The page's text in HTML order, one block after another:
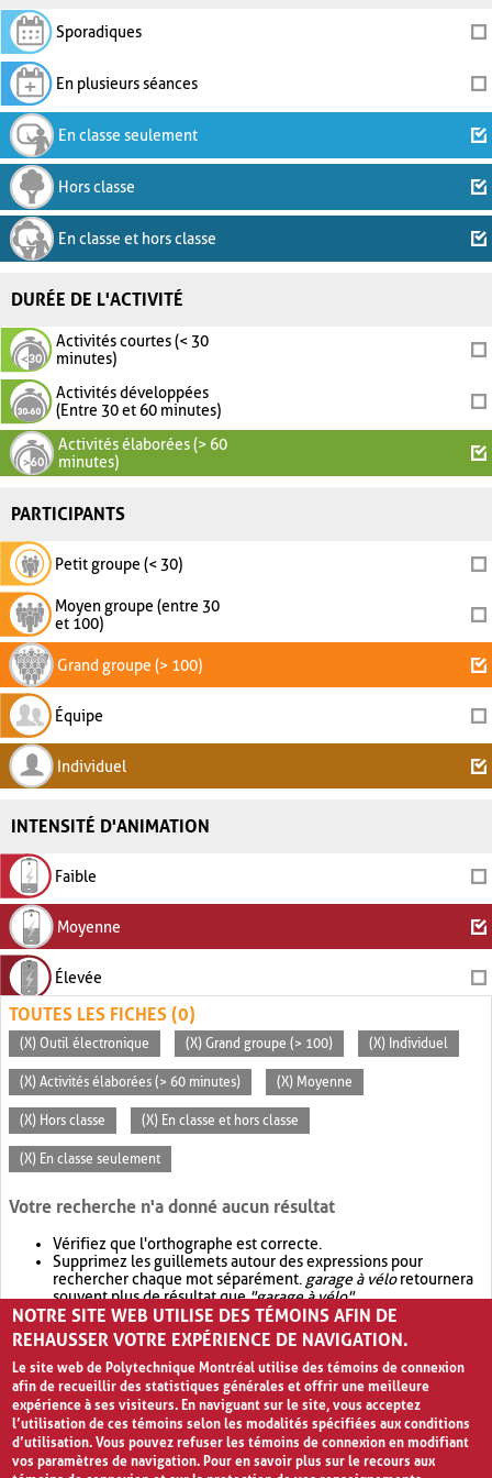
Sporadiques
En plusieurs séances
En classe seulement
Hors classe
En classe et hors classe
DURÉE DE L'ACTIVITÉ
Activités courtes (< 30
minutes)
Activités développées
(Entre 30 et 60 minutes)
Activités élaborées (> 60
minutes)
PARTICIPANTS
Petit groupe (< 30)
Moyen groupe (entre 30
et 100)
Grand groupe (> 100)
Équipe
Individuel
INTENSITÉ D'ANIMATION
Faible
Moyenne
Élevée
TOUTES LES FICHES (0)
(X) Outil électronique (X) Grand groupe (> 100) (X) Individuel
(X) Activités élaborées (> 60 minutes) (X) Moyenne
(X) Hors classe (X) En classe et hors classe
(X) En classe seulement
Votre recherche n'a donné aucun résultat
Vérifiez que l'orthographe est correcte.
Supprimez les guillemets autour des expressions pour
rechercher chaque mot séparément. garage à véloretournera
souvent plus de résultat que"garage à vélo".
Envisagez d'élargir votre recherche avec OR.garage OR vélo
retournera souvent plus de résultat quegarage à vélo
NOTRE SITE WEB UTILISE DES TÉMOINS AFIN DE
REHAUSSER VOTRE EXPÉRIENCE DE NAVIGATION.
Le site web de Polytechnique Montréal utilise des témoins de connexion
afin de recueillir des statistiques générales et offrir une meilleure
expérience à ses visiteurs. En naviguant sur le site, vous acceptez
l’utilisation de ces témoins selon les modalités spécifiées aux conditions
d’utilisation. Vous pouvez refuser les témoins de connexion en modifiant
vos paramètres de navigation. Pour en savoir plus sur le recours aux